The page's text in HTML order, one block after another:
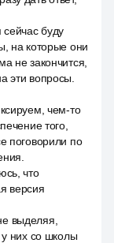
сейчас буду
на которые они
не закончится,
эти вопросы.
чем-то
того,
поговорили по
что
версия
выделяя,
у них со школы